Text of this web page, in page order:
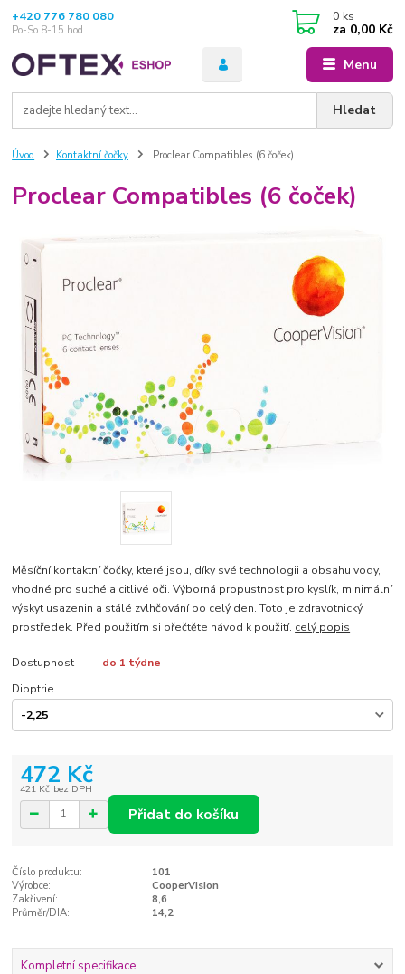
Menu
Hledat
+420 776 780 080
Po-So 8-15 hod
0 ks
za 0,00 Kč
Úvod Kontaktní čočky Proclear Compatibles (6 čoček)
Proclear Compatibles (6 čoček)
Měsíční kontaktní čočky, které jsou, díky své technologii a obsahu vody,
vhodné pro suché a citlivé oči. Výborná propustnost pro kyslík, minimální
výskyt usazenin a stálé zvlhčování po celý den. Toto je zdravotnický
prostředek. Před použitím si přečtěte návod k použití. celý popis
Dostupnost
do 1 týdne
Dioptrie
472 Kč
421 Kč bez DPH
Přidat do košíku
Číslo produktu:
101
Výrobce:
CooperVision
Zakřivení:
8,6
Průměr/DIA:
14,2
Kompletní specifikace